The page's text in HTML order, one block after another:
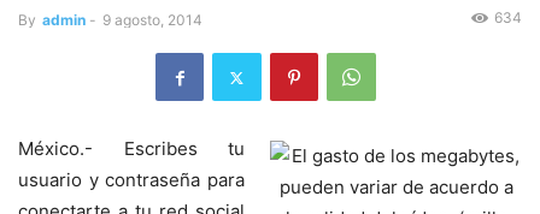
By admin - 9 agosto, 2014 634
México.- Escribes tu
usuario y contraseña para